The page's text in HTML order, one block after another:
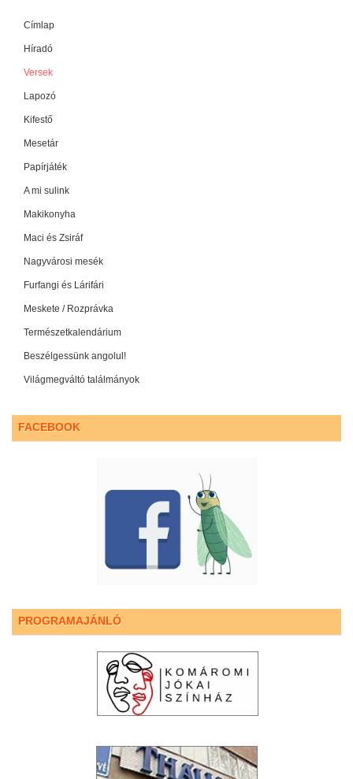
Címlap
Híradó
Versek
Lapozó
Kifestő
Mesetár
Papírjáték
A mi sulink
Makikonyha
Maci és Zsiráf
Nagyvárosi mesék
Furfangi és Lárifári
Meskete / Rozprávka
Természetkalendárium
Beszélgessünk angolul!
Világmegváltó találmányok
FACEBOOK
PROGRAMAJÁNLÓ